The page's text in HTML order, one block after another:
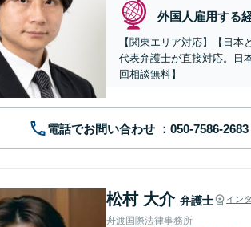
外国人雇用する
【関東エリア対応】【日
代表弁護士が直接対応。日
回相談無料】
電話でお問い合わせ
松村 大介 弁護士 イン
舟渡国際法律事務所